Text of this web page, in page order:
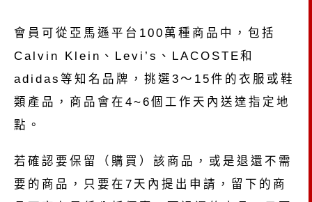
會員可從亞馬遜平台100萬種商品中，包括
Calvin Klein、Levi’s、LACOSTE和
adidas等知名品牌，挑選3～15件的衣服或鞋
類產品，商品會在4~6個工作天內送達指定地
點。
若確認要保留（購買）該商品，或是退還不需
要的商品，只要在7天內提出申請，留下的商